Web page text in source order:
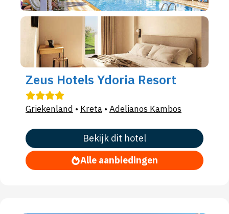
Zeus Hotels Ydoria Resort
Griekenland • Kreta • Adelianos Kambos
Bekijk dit hotel
Alle aanbiedingen